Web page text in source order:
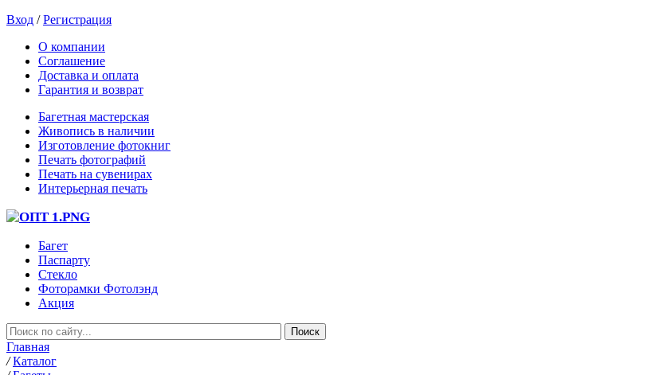
Вход /Регистрация
О компании
Соглашение
Доставка и оплата
Гарантия и возврат
Багетная мастерская
Живопись в наличии
Изготовление фотокниг
Печать фотографий
Печать на сувенирах
Интерьерная печать
Багет
Паспарту
Стекло
Фоторамки Фотолэнд
Акция
Главная
/ Каталог